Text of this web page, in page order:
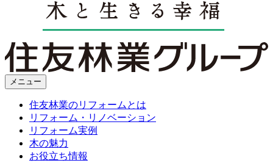
メニュー
住友林業のリフォームとは
リフォーム・リノベーション
リフォーム実例
木の魅力
お役立ち情報